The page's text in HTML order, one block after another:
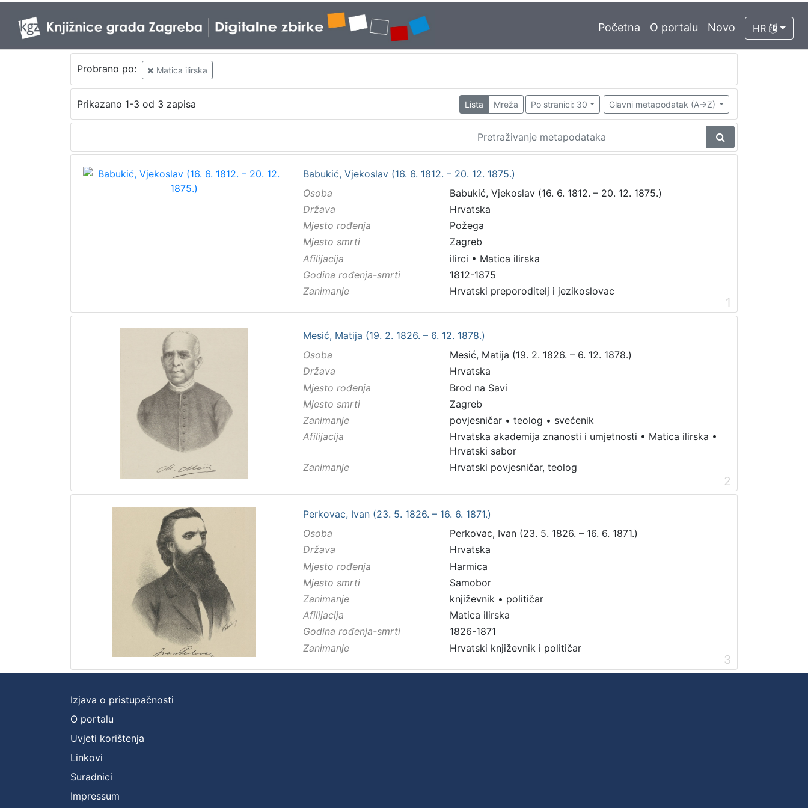
Početna O portalu Novo HR
Probrano po: Matica ilirska
Prikazano 1-3 od 3 zapisa Lista Mreža Po stranici: 30 Glavni metapodatak (A->Z)
Babukić, Vjekoslav (16. 6. 1812. – 20. 12. 1875.)
Osoba
Babukić, Vjekoslav (16. 6. 1812. – 20. 12. 1875.)
Država
Hrvatska
Mjesto rođenja
Požega
Mjesto smrti
Zagreb
Afilijacija
ilirci • Matica ilirska
Godina rođenja-smrti
1812-1875
Zanimanje
Hrvatski preporoditelj i jezikoslovac
1
Mesić, Matija (19. 2. 1826. – 6. 12. 1878.)
Osoba
Mesić, Matija (19. 2. 1826. – 6. 12. 1878.)
Država
Hrvatska
Mjesto rođenja
Brod na Savi
Mjesto smrti
Zagreb
Zanimanje
povjesničar • teolog • svećenik
Afilijacija
Hrvatska akademija znanosti i umjetnosti • Matica ilirska •
Hrvatski sabor
Zanimanje
Hrvatski povjesničar, teolog
2
Perkovac, Ivan (23. 5. 1826. – 16. 6. 1871.)
Osoba
Perkovac, Ivan (23. 5. 1826. – 16. 6. 1871.)
Država
Hrvatska
Mjesto rođenja
Harmica
Mjesto smrti
Samobor
Zanimanje
književnik • političar
Afilijacija
Matica ilirska
Godina rođenja-smrti
1826-1871
Zanimanje
Hrvatski književnik i političar
3
Izjava o pristupačnosti
O portalu
Uvjeti korištenja
Linkovi
Suradnici
Impressum